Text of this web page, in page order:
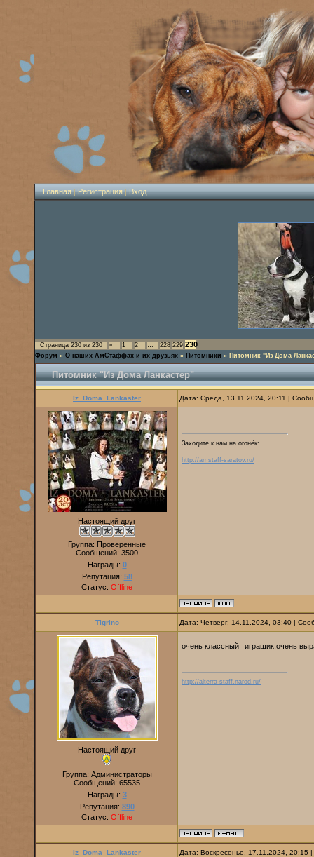
Главная|Регистрация|Вход
Страница 230 из 230 « 1 2 … 228 229 230
Форум » О наших АмСтаффах и их друзьях » Питомники » Питомник "Из Дома
Питомник "Из Дома Ланкастер"
Iz_Doma_Lankaster Дата: Среда, 13.11.2024, 20:11 |
Настоящий друг
Группа: Проверенные
Сообщений: 3500
Награды: 0
Репутация: 58
Статус: Offline
Заходите к нам на огонёк:
http://amstaff-saratov.ru/
Tigrino Дата: Четверг, 14.11.2024, 03:40 |
Настоящий друг
Группа: Администраторы
Сообщений: 65535
Награды: 3
Репутация: 890
Статус: Offline
очень классный тиграшик,очень
http://alterra-staff.narod.ru/
Iz_Doma_Lankaster Дата: Воскресенье, 17.11.2024,